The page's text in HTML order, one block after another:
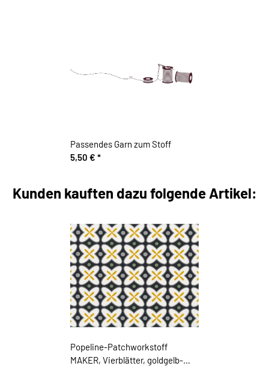
Passendes Garn zum Stoff
5,50 € *
Kunden kauften dazu folgende Artikel:
Popeline-Patchworkstoff
MAKER, Vierblätter, goldgelb-